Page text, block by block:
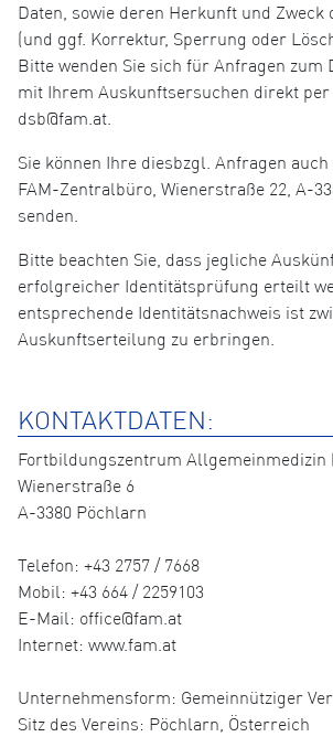
Daten, sowie deren Herkunft und Zweck
(und ggf. Korrektur, Sperrung oder
Bitte wenden Sie sich für Anfragen zum
mit Ihrem Auskunftsersuchen direkt
dsb@fam.at.
Sie können Ihre diesbzgl. Anfragen
FAM-Zentralbüro, Wienerstraße 22, A-
senden.
Bitte beachten Sie, dass jegliche
erfolgreicher Identitätsprüfung erteilt
entsprechende Identitätsnachweis ist
Auskunftserteilung zu erbringen.
KONTAKTDATEN:
Fortbildungszentrum Allgemeinmedizin
Wienerstraße 6
A-3380 Pöchlarn
Telefon: +43 2757 / 7668
Mobil: +43 664 / 2259103
E-Mail: office@fam.at
Internet: www.fam.at
Unternehmensform: Gemeinnütziger
Sitz des Vereins: Pöchlarn, Österreich